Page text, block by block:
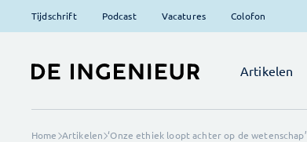
Tijdschrift Podcast Vacatures Colofon
Artikelen
Home Artikelen ‘Onze ethiek loopt achter op de wetenschap’